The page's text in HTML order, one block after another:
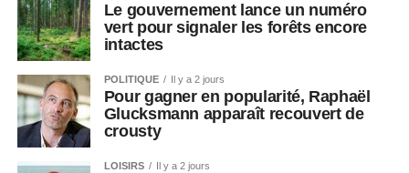
Le gouvernement lance un numéro
vert pour signaler les forêts encore
intactes
POLITIQUE Il y a 2 jours
Pour gagner en popularité, Raphaël
Glucksmann apparaît recouvert de
crousty
LOISIRS Il y a 2 jours